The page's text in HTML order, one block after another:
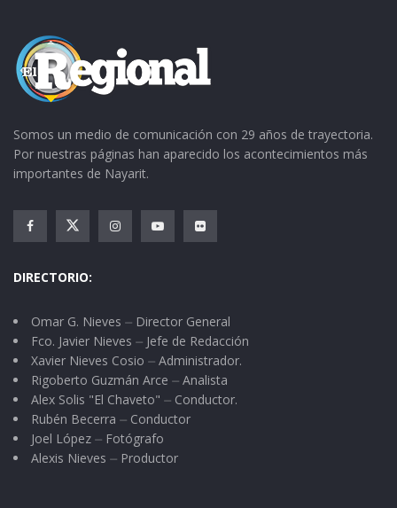
Somos un medio de comunicación con 29 años de trayectoria.
Por nuestras páginas han aparecido los acontecimientos más
importantes de Nayarit.
DIRECTORIO:
Omar G. Nieves ⏤ Director General
Fco. Javier Nieves ⏤ Jefe de Redacción
Xavier Nieves Cosio ⏤ Administrador.
Rigoberto Guzmán Arce ⏤ Analista
Alex Solis "El Chaveto" ⏤ Conductor.
Rubén Becerra ⏤ Conductor
Joel López ⏤ Fotógrafo
Alexis Nieves ⏤ Productor